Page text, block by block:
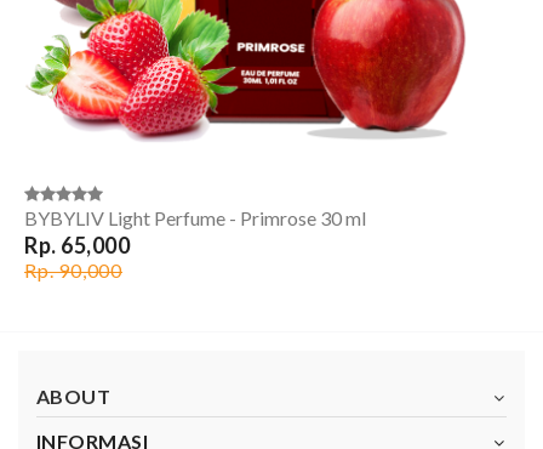
BYBYLIV Light Perfume - Primrose 30 ml
Rp. 65,000
Rp. 90,000
ABOUT
INFORMASI